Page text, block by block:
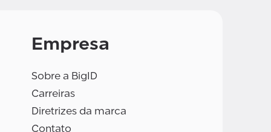
Empresa
Sobre a BigID
Carreiras
Diretrizes da marca
Contato